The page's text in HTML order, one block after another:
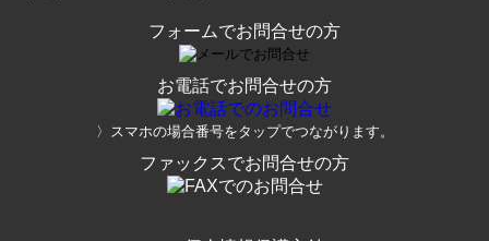
フォームでお問合せの方
お電話でお問合せの方
〉スマホの場合番号をタップでつながります。
ファックスでお問合せの方